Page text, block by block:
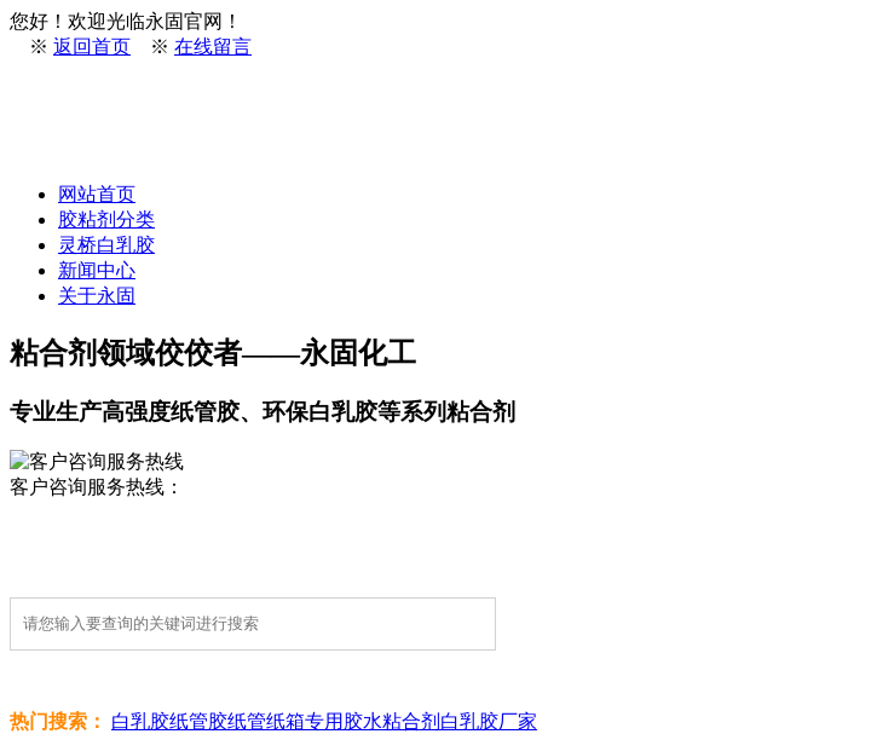
您好！欢迎光临永固官网！
※ 返回首页 ※ 在线留言
网站首页
胶粘剂分类
灵桥白乳胶
新闻中心
关于永固
粘合剂领域佼佼者——永固化工
专业生产高强度纸管胶、环保白乳胶等系列粘合剂
客户咨询服务热线：
热门搜索： 白乳胶纸管胶纸管纸箱专用胶水粘合剂 白乳胶厂家